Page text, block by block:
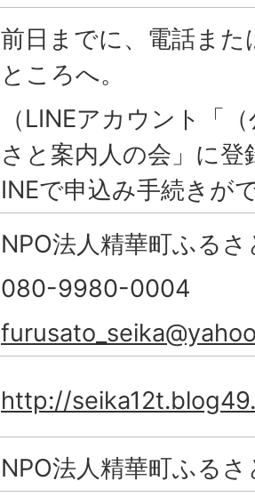
前日までに、電話また
ところへ。
（LINEアカウント「
さと案内人の会」に
INEで申込み手続きが
NPO法人精華町ふる
080-9980-0004
http://
NPO法人精華町ふる